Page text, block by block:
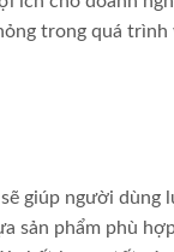
trong quá trình
giúp người dùng
sản phẩm phù